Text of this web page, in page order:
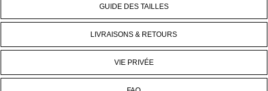
GUIDE DES TAILLES
LIVRAISONS & RETOURS
VIE PRIVÉE